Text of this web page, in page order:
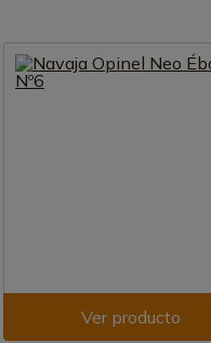
Ver producto